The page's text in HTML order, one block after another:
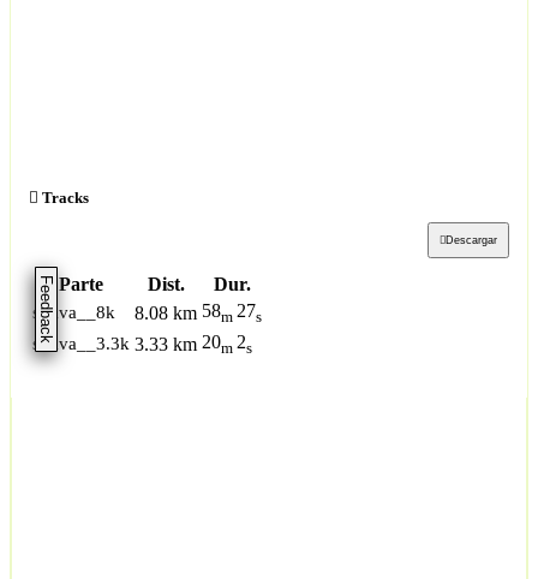
Feedback
Tracks
Descargar
Parte Dist. Dur.
strava__8k 8.08 km 58m 27s
strava__3.3k 3.33 km 20m 2s